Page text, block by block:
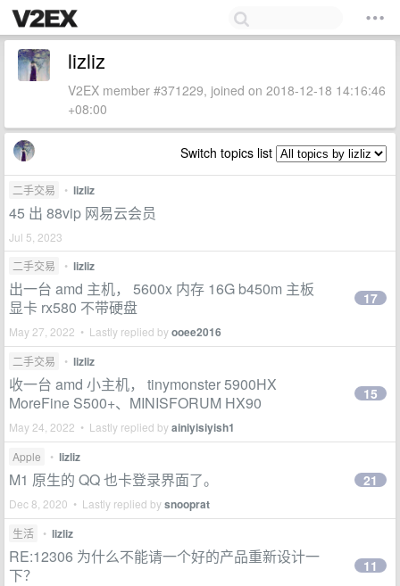
lizliz
V2EX member #371229, joined on 2018-12-18 14:16:46
+08:00
Switch topics list
二手交易 • lizliz
45 出 88vip 网易云会员
Jul 5, 2023
二手交易
• lizliz
出一台 amd 主机， 5600x 内存 16G b450m 主板
显卡 rx580 不带硬盘
May 27, 2022 • Lastly replied byooee2016
17
二手交易 • lizliz
收一台 amd 小主机， tinymonster 5900HX
MoreFine S500+、MINISFORUM HX90
May 24, 2022 • Lastly replied byainiyisiyish1
15
Apple • lizliz
M1 原生的 QQ 也卡登录界面了。
Dec 8, 2020 • Lastly replied bysnooprat
21
生活 • lizliz
RE:12306 为什么不能请一个好的产品重新设计一
下？
11